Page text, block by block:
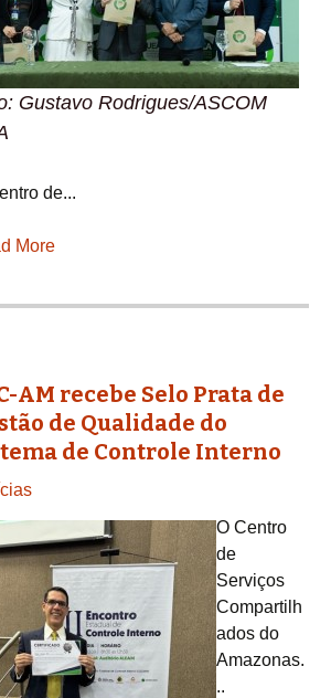
Gustavo Rodrigues/ASCOM
de...
More
AM recebe Selo Prata de
de Qualidade do
de Controle Interno
O Centro
de
Serviços
Compartilh
ados do
Amazonas.
..